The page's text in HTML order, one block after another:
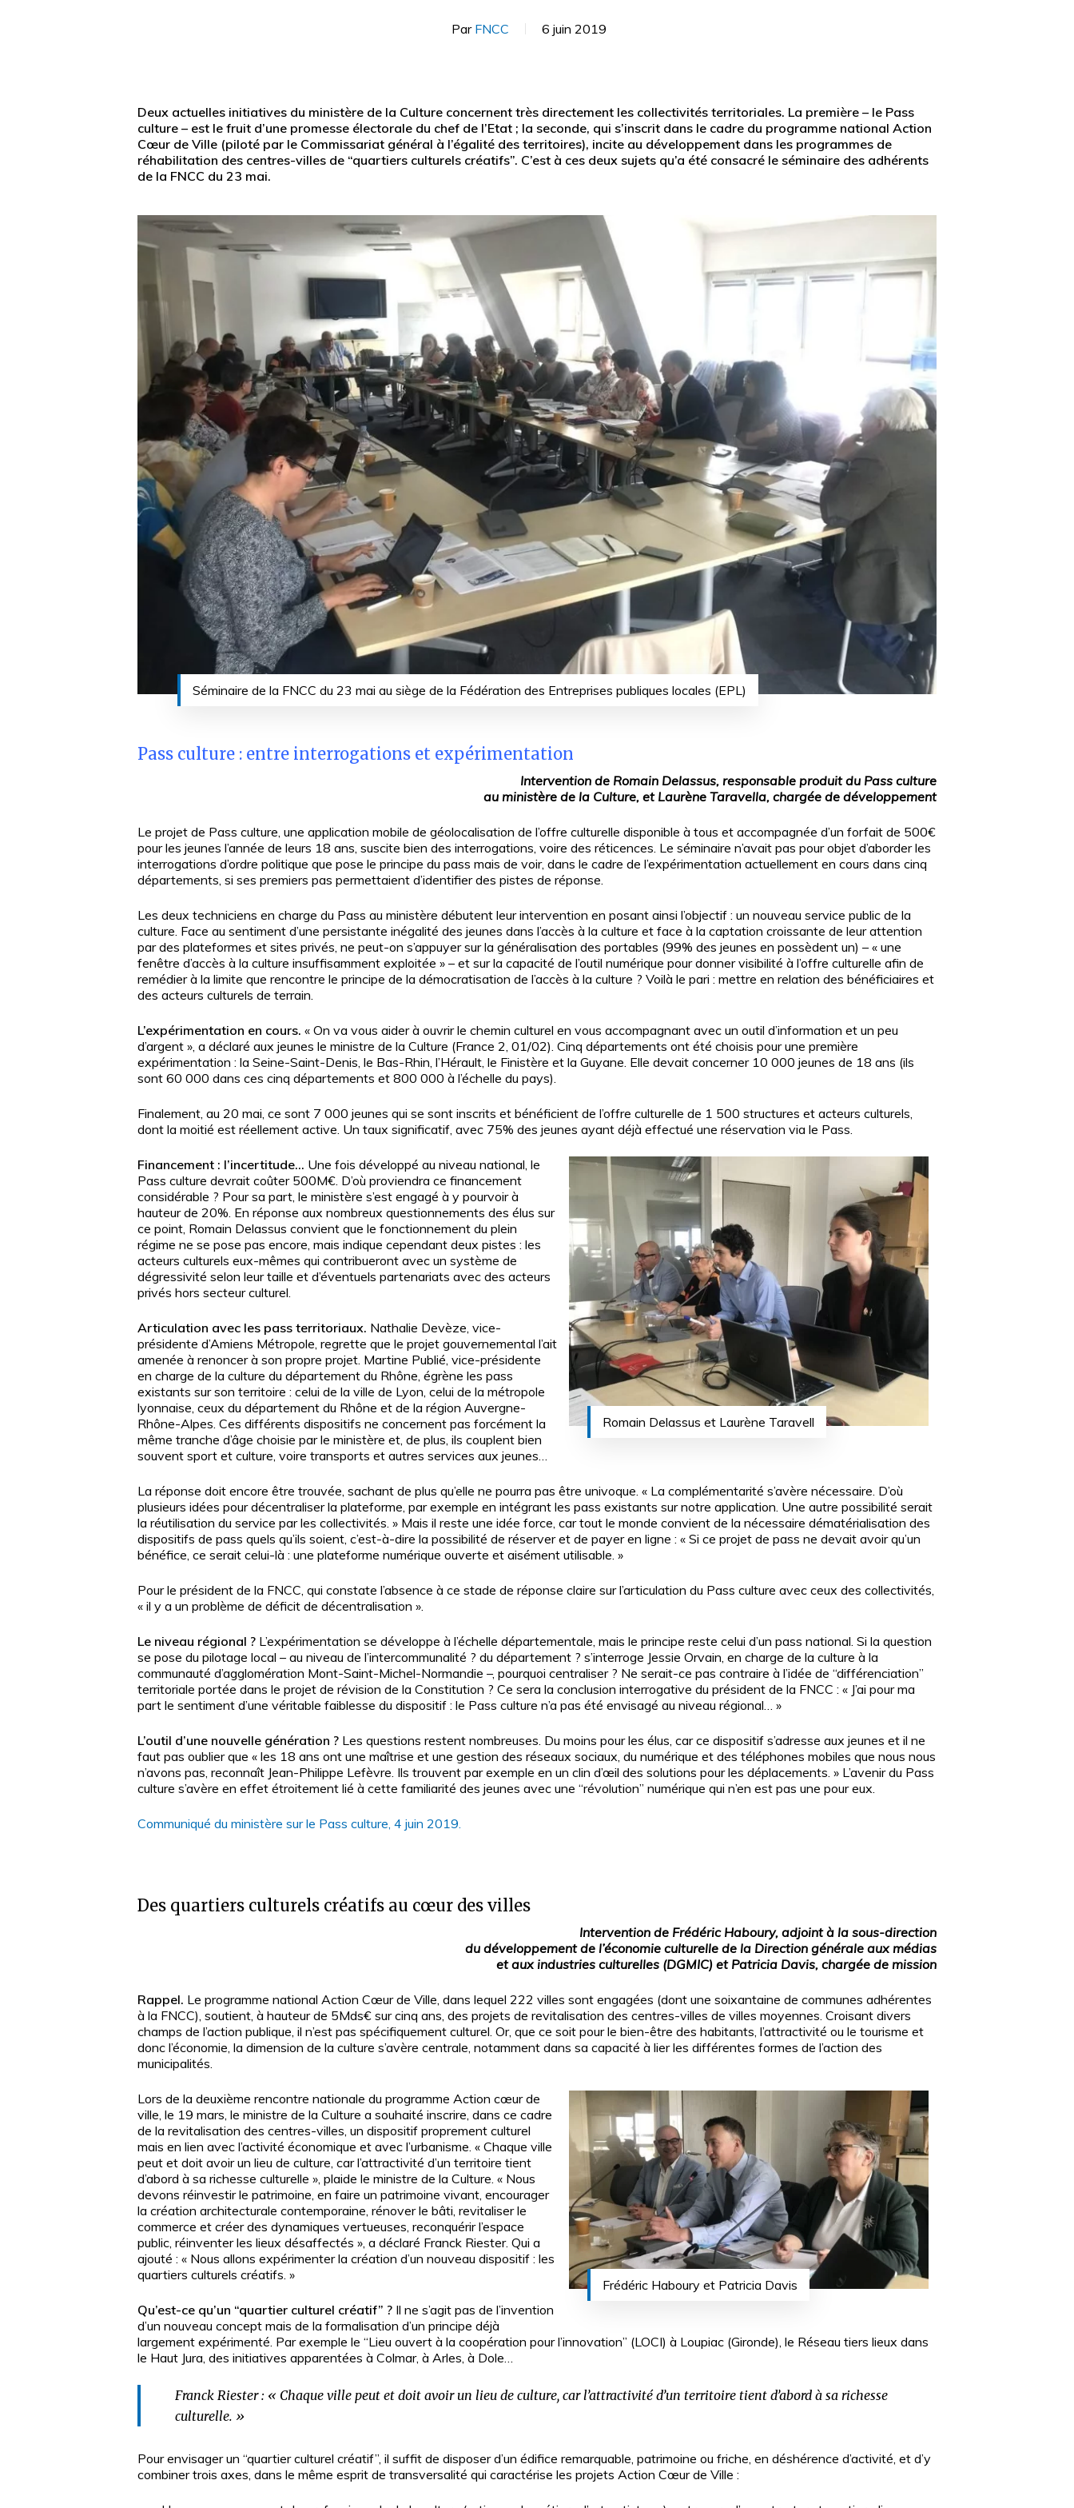
Appuyez sur Entrée pour une recherche ou ESC pour fermer
Par FNCC 6 juin 2019
Deux actuelles initiatives du ministère de la Culture concernent très directement les collectivités territoriales. La première – le Pass
culture – est le fruit d’une promesse électorale du chef de l’Etat ; la seconde, qui s’inscrit dans le cadre du programme national Action
Cœur de Ville (piloté par le Commissariat général à l’égalité des territoires), incite au développement dans les programmes de
réhabilitation des centres-villes de “quartiers culturels créatifs”. C’est à ces deux sujets qu’a été consacré le séminaire des adhérents
de la FNCC du 23 mai.
Séminaire de la FNCC du 23 mai au siège de la Fédération des Entreprises publiques locales (EPL)
Pass culture : entre interrogations et expérimentation
Intervention de Romain Delassus, responsable produit du Pass culture
au ministère de la Culture, et Laurène Taravella, chargée de développement
Le projet de Pass culture, une application mobile de géolocalisation de l’offre culturelle disponible à tous et accompagnée d’un forfait de 500€
pour les jeunes l’année de leurs 18 ans, suscite bien des interrogations, voire des réticences. Le séminaire n’avait pas pour objet d’aborder les
interrogations d’ordre politique que pose le principe du pass mais de voir, dans le cadre de l’expérimentation actuellement en cours dans cinq
départements, si ses premiers pas permettaient d’identifier des pistes de réponse.
Les deux techniciens en charge du Pass au ministère débutent leur intervention en posant ainsi l’objectif : un nouveau service public de la
culture. Face au sentiment d’une persistante inégalité des jeunes dans l’accès à la culture et face à la captation croissante de leur attention
par des plateformes et sites privés, ne peut-on s’appuyer sur la généralisation des portables (99% des jeunes en possèdent un) – « une
fenêtre d’accès à la culture insuffisamment exploitée » – et sur la capacité de l’outil numérique pour donner visibilité à l’offre culturelle afin de
remédier à la limite que rencontre le principe de la démocratisation de l’accès à la culture ? Voilà le pari : mettre en relation des bénéficiaires et
des acteurs culturels de terrain.
L’expérimentation en cours. « On va vous aider à ouvrir le chemin culturel en vous accompagnant avec un outil d’information et un peu
d’argent », a déclaré aux jeunes le ministre de la Culture (France 2, 01/02). Cinq départements ont été choisis pour une première
expérimentation : la Seine-Saint-Denis, le Bas-Rhin, l’Hérault, le Finistère et la Guyane. Elle devait concerner 10 000 jeunes de 18 ans (ils
sont 60 000 dans ces cinq départements et 800 000 à l’échelle du pays).
Finalement, au 20 mai, ce sont 7 000 jeunes qui se sont inscrits et bénéficient de l’offre culturelle de 1 500 structures et acteurs culturels,
dont la moitié est réellement active. Un taux significatif, avec 75% des jeunes ayant déjà effectué une réservation via le Pass.
Romain Delassus et Laurène Taravell
Financement : l’incertitude… Une fois développé au niveau national, le
Pass culture devrait coûter 500M€. D’où proviendra ce financement
considérable ? Pour sa part, le ministère s’est engagé à y pourvoir à
hauteur de 20%. En réponse aux nombreux questionnements des élus sur
ce point, Romain Delassus convient que le fonctionnement du plein
régime ne se pose pas encore, mais indique cependant deux pistes : les
acteurs culturels eux-mêmes qui contribueront avec un système de
dégressivité selon leur taille et d’éventuels partenariats avec des acteurs
privés hors secteur culturel.
Articulation avec les pass territoriaux. Nathalie Devèze, vice-
présidente d’Amiens Métropole, regrette que le projet gouvernemental l’ait
amenée à renoncer à son propre projet. Martine Publié, vice-présidente
en charge de la culture du département du Rhône, égrène les pass
existants sur son territoire : celui de la ville de Lyon, celui de la métropole
lyonnaise, ceux du département du Rhône et de la région Auvergne-
Rhône-Alpes. Ces différents dispositifs ne concernent pas forcément la
même tranche d’âge choisie par le ministère et, de plus, ils couplent bien
souvent sport et culture, voire transports et autres services aux jeunes…
La réponse doit encore être trouvée, sachant de plus qu’elle ne pourra pas être univoque. « La complémentarité s’avère nécessaire. D’où
plusieurs idées pour décentraliser la plateforme, par exemple en intégrant les pass existants sur notre application. Une autre possibilité serait
la réutilisation du service par les collectivités. » Mais il reste une idée force, car tout le monde convient de la nécessaire dématérialisation des
dispositifs de pass quels qu’ils soient, c’est-à-dire la possibilité de réserver et de payer en ligne : « Si ce projet de pass ne devait avoir qu’un
bénéfice, ce serait celui-là : une plateforme numérique ouverte et aisément utilisable. »
Pour le président de la FNCC, qui constate l’absence à ce stade de réponse claire sur l’articulation du Pass culture avec ceux des collectivités,
« il y a un problème de déficit de décentralisation ».
Le niveau régional ? L’expérimentation se développe à l’échelle départementale, mais le principe reste celui d’un pass national. Si la question
se pose du pilotage local – au niveau de l’intercommunalité ? du département ? s’interroge Jessie Orvain, en charge de la culture à la
communauté d’agglomération Mont-Saint-Michel-Normandie –, pourquoi centraliser ? Ne serait-ce pas contraire à l’idée de “différenciation”
territoriale portée dans le projet de révision de la Constitution ? Ce sera la conclusion interrogative du président de la FNCC : « J’ai pour ma
part le sentiment d’une véritable faiblesse du dispositif : le Pass culture n’a pas été envisagé au niveau régional… »
L’outil d’une nouvelle génération ? Les questions restent nombreuses. Du moins pour les élus, car ce dispositif s’adresse aux jeunes et il ne
faut pas oublier que « les 18 ans ont une maîtrise et une gestion des réseaux sociaux, du numérique et des téléphones mobiles que nous nous
n’avons pas, reconnaît Jean-Philippe Lefèvre. Ils trouvent par exemple en un clin d’œil des solutions pour les déplacements. » L’avenir du Pass
culture s’avère en effet étroitement lié à cette familiarité des jeunes avec une “révolution” numérique qui n’en est pas une pour eux.
Communiqué du ministère sur le Pass culture, 4 juin 2019.
Des quartiers culturels créatifs au cœur des villes
Intervention de Frédéric Haboury, adjoint à la sous-direction
du développement de l’économie culturelle de la Direction générale aux médias
et aux industries culturelles (DGMIC) et Patricia Davis, chargée de mission
Rappel. Le programme national Action Cœur de Ville, dans lequel 222 villes sont engagées (dont une soixantaine de communes adhérentes
à la FNCC), soutient, à hauteur de 5Mds€ sur cinq ans, des projets de revitalisation des centres-villes de villes moyennes. Croisant divers
champs de l’action publique, il n’est pas spécifiquement culturel. Or, que ce soit pour le bien-être des habitants, l’attractivité ou le tourisme et
donc l’économie, la dimension de la culture s’avère centrale, notamment dans sa capacité à lier les différentes formes de l’action des
municipalités.
Frédéric Haboury et Patricia Davis
Lors de la deuxième rencontre nationale du programme Action cœur de
ville, le 19 mars, le ministre de la Culture a souhaité inscrire, dans ce cadre
de la revitalisation des centres-villes, un dispositif proprement culturel
mais en lien avec l’activité économique et avec l’urbanisme. « Chaque ville
peut et doit avoir un lieu de culture, car l’attractivité d’un territoire tient
d’abord à sa richesse culturelle », plaide le ministre de la Culture. « Nous
devons réinvestir le patrimoine, en faire un patrimoine vivant, encourager
la création architecturale contemporaine, rénover le bâti, revitaliser le
commerce et créer des dynamiques vertueuses, reconquérir l’espace
public, réinventer les lieux désaffectés », a déclaré Franck Riester. Qui a
ajouté : « Nous allons expérimenter la création d’un nouveau dispositif : les
quartiers culturels créatifs. »
Qu’est-ce qu’un “quartier culturel créatif” ? Il ne s’agit pas de l’invention
d’un nouveau concept mais de la formalisation d’un principe déjà
largement expérimenté. Par exemple le “Lieu ouvert à la coopération pour l’innovation” (LOCI) à Loupiac (Gironde), le Réseau tiers lieux dans
le Haut Jura, des initiatives apparentées à Colmar, à Arles, à Dole…
Franck Riester : « Chaque ville peut et doit avoir un lieu de culture, car l’attractivité d’un territoire tient d’abord à sa richesse
culturelle. »
Pour envisager un “quartier culturel créatif”, il suffit de disposer d’un édifice remarquable, patrimoine ou friche, en déshérence d’activité, et d’y
combiner trois axes, dans le même esprit de transversalité qui caractérise les projets Action Cœur de Ville :